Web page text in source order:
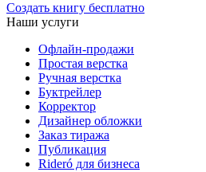
Создать книгу бесплатно
Наши услуги
Офлайн-продажи
Простая верстка
Ручная верстка
Буктрейлер
Корректор
Дизайнер обложки
Заказ тиража
Публикация
Rideró для бизнеса